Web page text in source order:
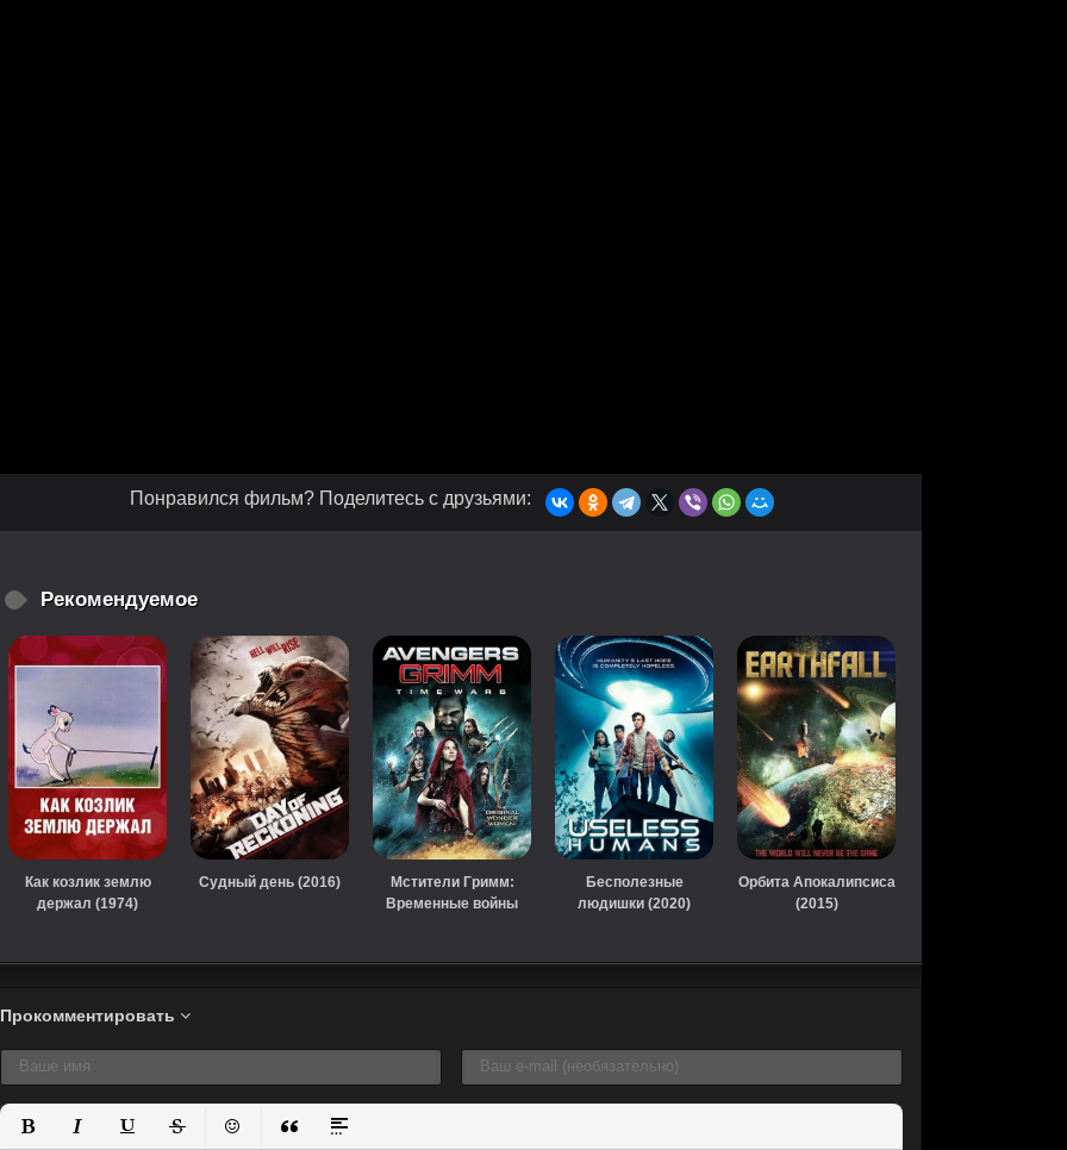
Понравился фильм? Поделитесь с друзьями:
Рекомендуемое
Как козлик землю
держал (1974)
Судный день (2016)
Мстители Гримм:
Временные войны
Бесполезные
людишки (2020)
Орбита Апокалипсиса
(2015)
Прокомментировать